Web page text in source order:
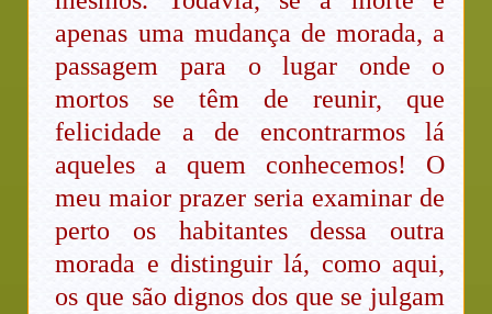
apenas uma mudança de morada, a
passagem para o lugar onde o
mortos se têm de reunir, que
felicidade a de encontrarmos lá
aqueles a quem conhecemos! O
meu maior prazer seria examinar de
perto os habitantes dessa outra
morada e distinguir lá, como aqui,
os que são dignos dos que se julgam